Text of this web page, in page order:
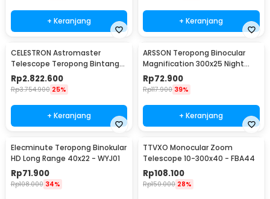
+ Keranjang + Keranjang
CELESTRON Astromaster
Telescope Teropong Bintang
Astronomical - 130EQ
Rp2.822.600
Rp3.754.900 25%
+ Keranjang
ARSSON Teropong Binocular
Magnification 300x25 Night
Vision - XB821PP
Rp72.900
Rp117.900 39%
+ Keranjang
Elecminute Teropong Binokular
HD Long Range 40x22 - WYJ01
Rp71.900
Rp108.000 34%
TTVXO Monocular Zoom
Telescope 10-300x40 - FBA44
Rp108.100
Rp150.000 28%